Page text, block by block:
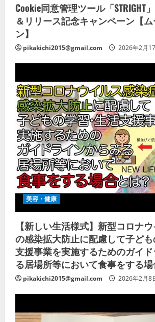
Cookie同意管理ツール「STRIGHT
＆リリース記念キャンペーン【
ン】
pikakichi2015@gmail.com 2026年2月
美容・健康
【新しい生活様式】新型コロナ
の感染拡大防止に配慮して子ど
支援事業を実施するためのガイ
る居場所等において食事をする場
pikakichi2015@gmail.com 2026年2月8